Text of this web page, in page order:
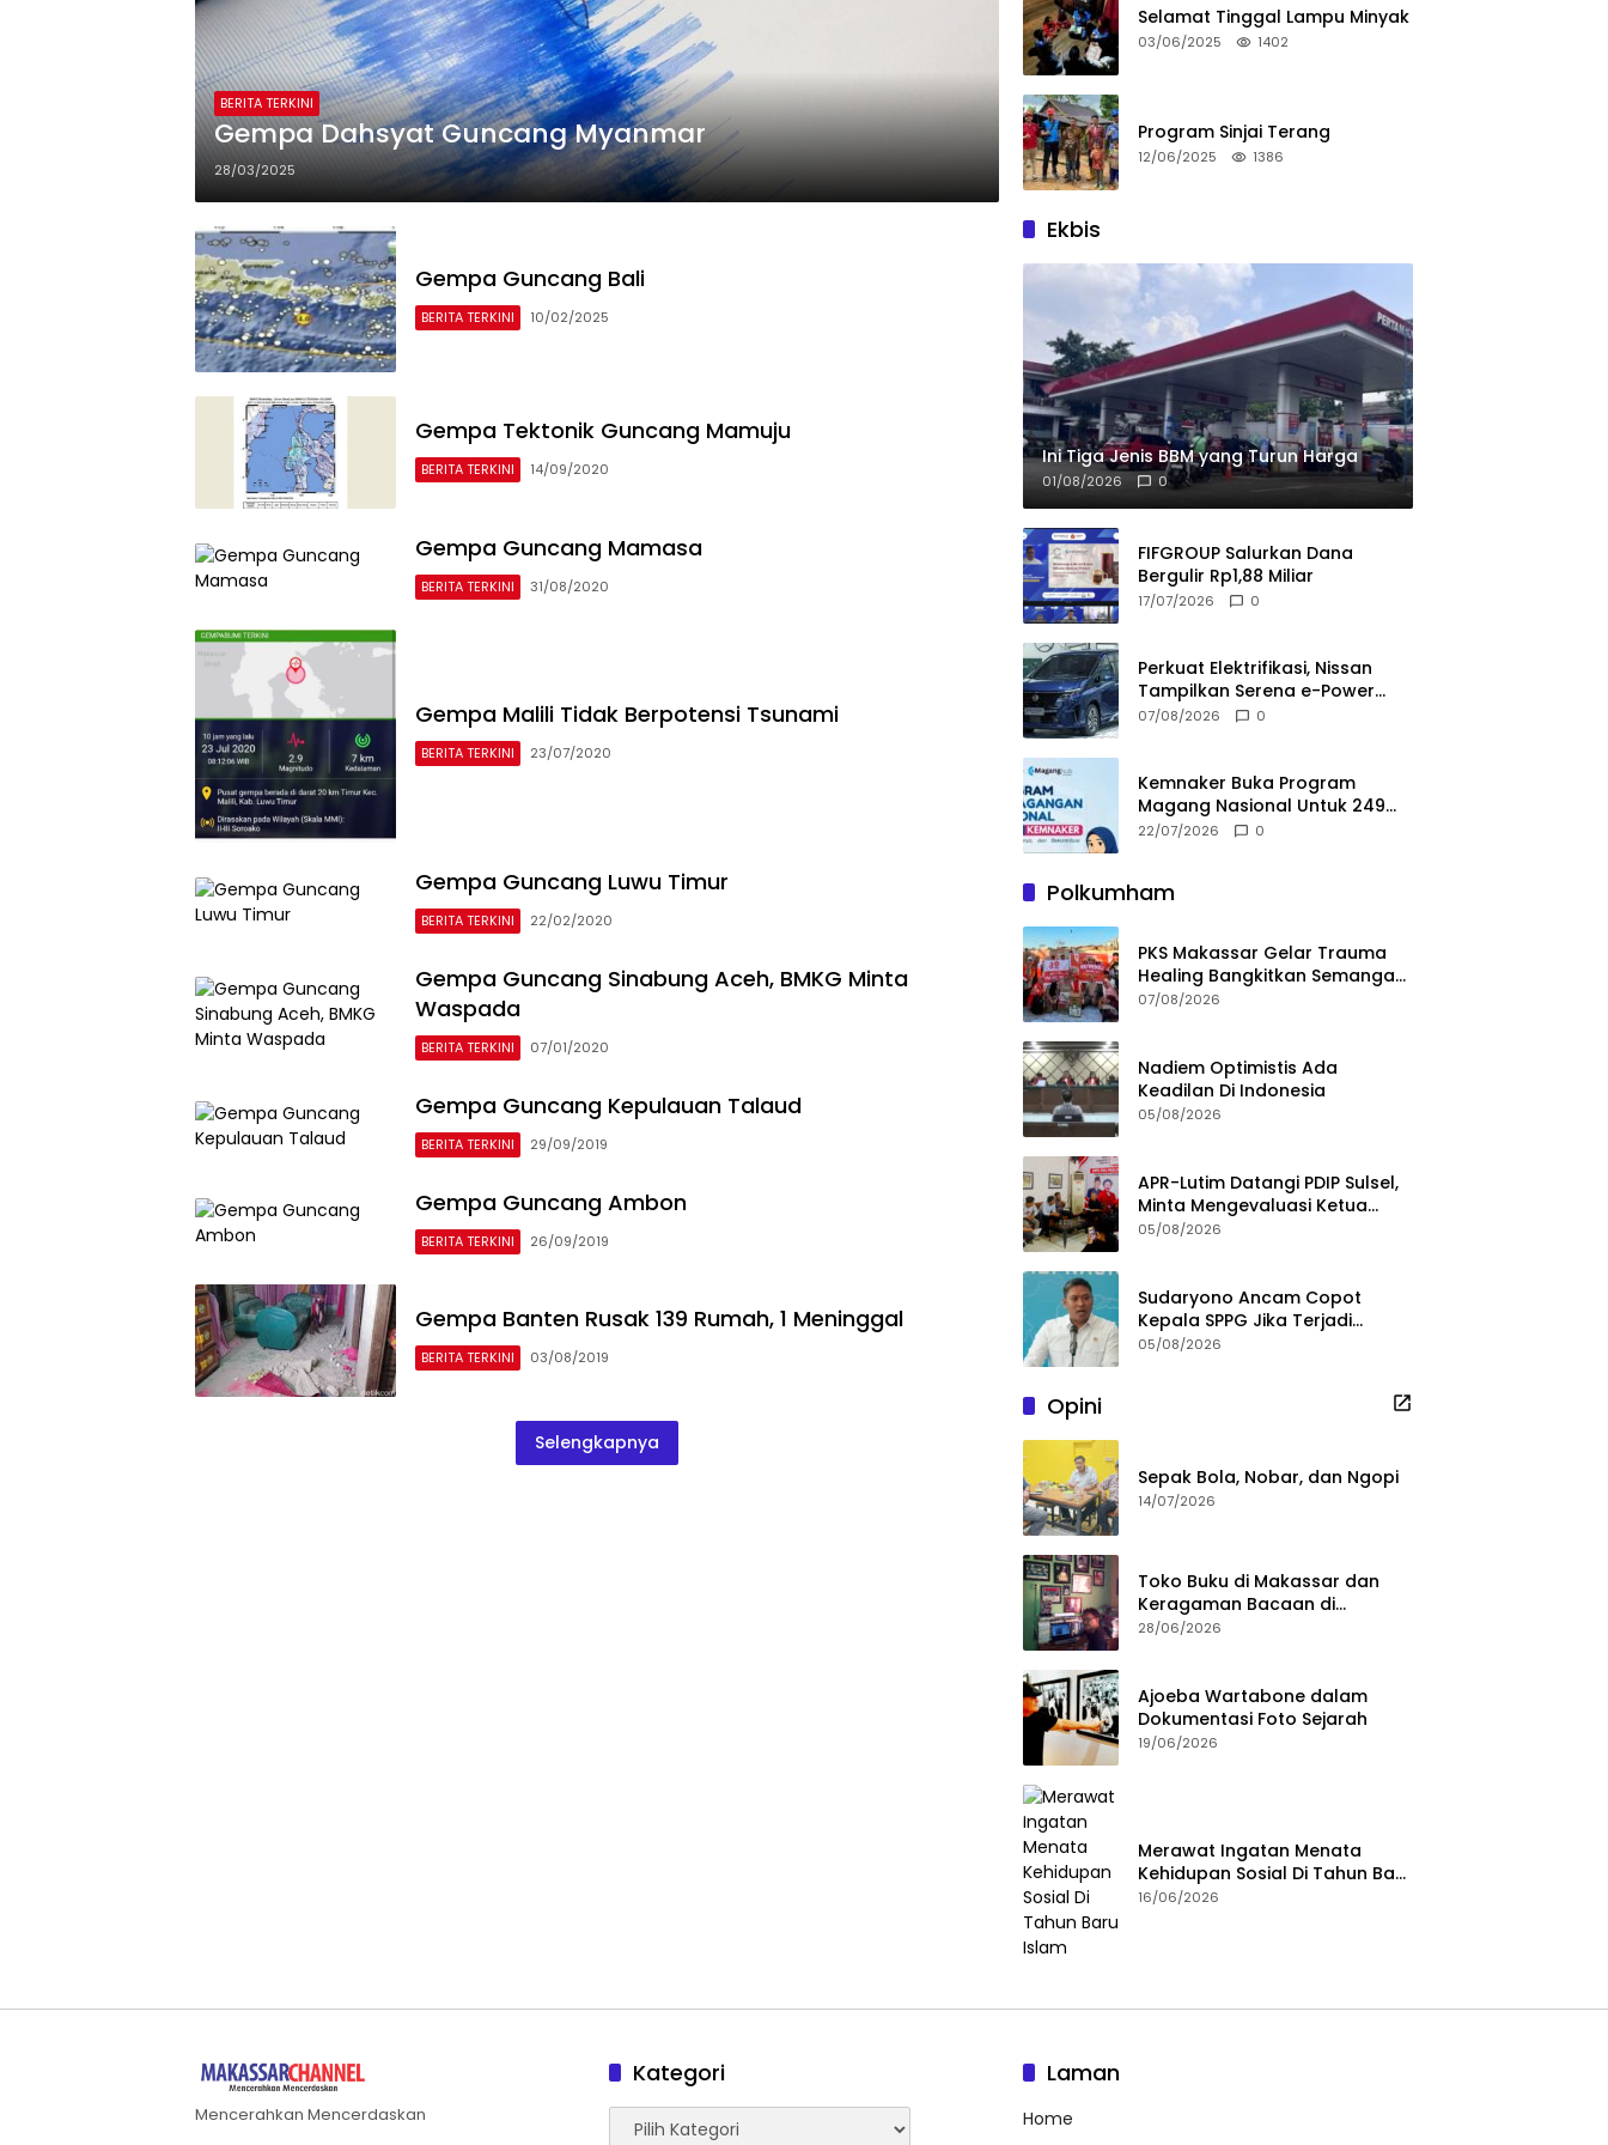
BERITA TERKINI
Gempa Dahsyat Guncang Myanmar
28/03/2025
Gempa Guncang Bali
BERITA TERKINI 10/02/2025
Gempa Tektonik Guncang Mamuju
BERITA TERKINI 14/09/2020
Gempa Guncang Mamasa
BERITA TERKINI 31/08/2020
Gempa Malili Tidak Berpotensi Tsunami
BERITA TERKINI 23/07/2020
Gempa Guncang Luwu Timur
BERITA TERKINI 22/02/2020
Gempa Guncang Sinabung Aceh, BMKG Minta
Waspada
BERITA TERKINI 07/01/2020
Gempa Guncang Kepulauan Talaud
BERITA TERKINI 29/09/2019
Gempa Guncang Ambon
BERITA TERKINI 26/09/2019
Gempa Banten Rusak 139 Rumah, 1 Meninggal
BERITA TERKINI 03/08/2019
Selengkapnya
Selamat Tinggal Lampu Minyak
03/06/2025 1402
Program Sinjai Terang
12/06/2025 1386
Ekbis
Ini Tiga Jenis BBM yang Turun Harga
01/08/2026 0
FIFGROUP Salurkan Dana
Bergulir Rp1,88 Miliar
17/07/2026 0
Perkuat Elektrifikasi, Nissan
Tampilkan Serena e-Power
Seharga Rp655 Juta Di GIIAS
07/08/2026 0
Kemnaker Buka Program
Magang Nasional Untuk 249
Kuota
22/07/2026 0
Polkumham
PKS Makassar Gelar Trauma
Healing Bangkitkan Semangat
Korban Kebakaran Tallo
07/08/2026
Nadiem Optimistis Ada
Keadilan Di Indonesia
05/08/2026
APR-Lutim Datangi PDIP Sulsel,
Minta Mengevaluasi Ketua
DPRD Luwu Timur
05/08/2026
Sudaryono Ancam Copot
Kepala SPPG Jika Terjadi
Keracunan MBG
05/08/2026
Opini
Sepak Bola, Nobar, dan Ngopi
14/07/2026
Toko Buku di Makassar dan
Keragaman Bacaan di
Masanya
28/06/2026
Ajoeba Wartabone dalam
Dokumentasi Foto Sejarah
19/06/2026
Merawat Ingatan Menata
Kehidupan Sosial Di Tahun Baru
Islam
16/06/2026
Mencerahkan Mencerdaskan
Kategori
Kategori
Laman
Home